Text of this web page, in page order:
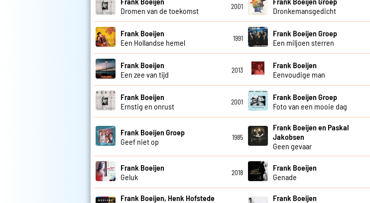
Dromen van de toekomst
2001
Dronkemansgedicht
Frank Boeijen
Een Hollandse hemel
1991
Frank Boeijen Groep
Een miljoen sterren
Frank Boeijen
Een zee van tijd
2013
Frank Boeijen
Eenvoudige man
Frank Boeijen
Ernstig en onrust
2001
Frank Boeijen Groep
Foto van een mooie dag
Frank Boeijen Groep
Geef niet op
1985
Frank Boeijen en Paskal
Jakobsen
Geen gevaar
Frank Boeijen
Geluk
2018
Frank Boeijen
Genade
Frank Boeijen, Henk Hofstede
Frank Boeijen